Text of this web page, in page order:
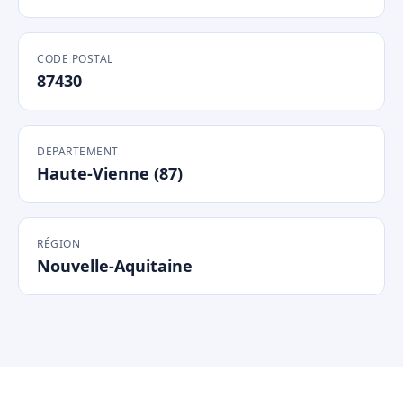
CODE POSTAL
87430
DÉPARTEMENT
Haute-Vienne (87)
RÉGION
Nouvelle-Aquitaine